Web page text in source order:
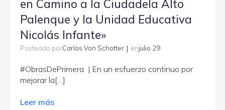
en Camino a la Ciudadela Alto
Palenque y la Unidad Educativa
Nicolás Infante»
Posteado porCarlos Von Schotter | enjulio 29
#ObrasDePrimera | En un esfuerzo continuo por
mejorar la[…]
Leer más